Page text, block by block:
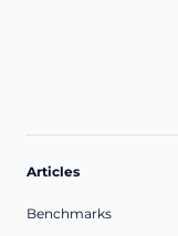
Articles
Benchmarks